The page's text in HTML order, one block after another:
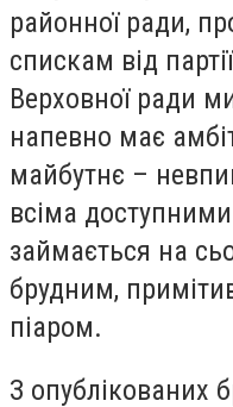
районної ради,
спискам від
Верховної ради
напевно має
майбутнє –
всіма
займається на
брудним,
піаром.
З опублікованих